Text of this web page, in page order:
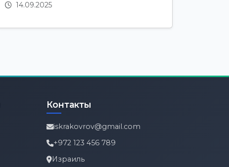
14.09.2025
Контакты
iskrakovrov@gmail.com
+972 123 456 789
Израиль